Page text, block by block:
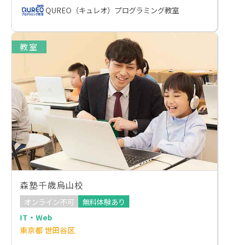
QUREO（キュレオ）プログラミング教室
教室
森塾千歳烏山校
オンライン不可
無料体験あり
IT・Web
東京都 世田谷区